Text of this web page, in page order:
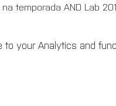
temporada AND Lab
to your Analytics and